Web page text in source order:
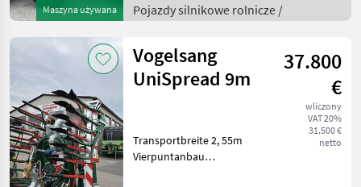
Maszyna używana
Ost! Motor: Kubota V1505 (4
Zylinder) Hohes
Mot
Pojazdy silnikowe rolnicze /
Vogelsang
UniSpread 9m
37.800
€
wliczony
VAT 20%
31.500 €
netto
Transportbreite 2, 55m
Vierpuntanbau